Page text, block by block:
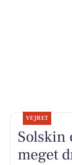
VEJRET
Solskin
meget